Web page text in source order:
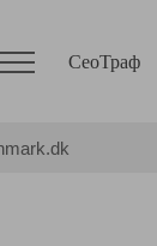
СеоТраф